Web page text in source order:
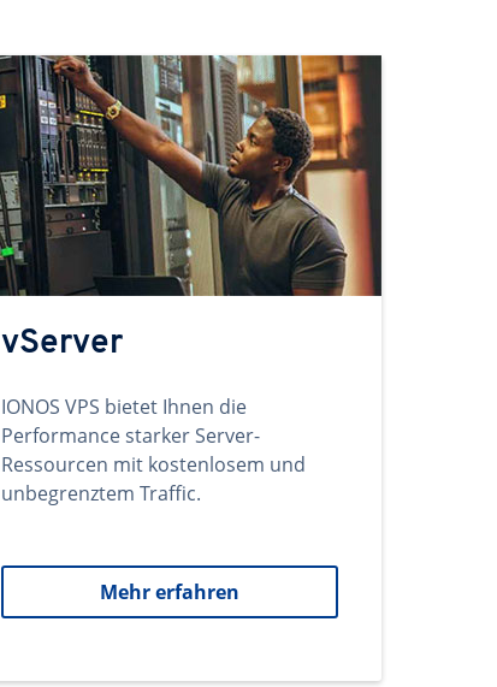
vServer
IONOS VPS bietet Ihnen die
Performance starker Server-
Ressourcen mit kostenlosem und
unbegrenztem Traffic.
Mehr erfahren